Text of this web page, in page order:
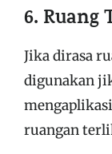
6. Ruang
Jika dirasa
digunakan
ruangan